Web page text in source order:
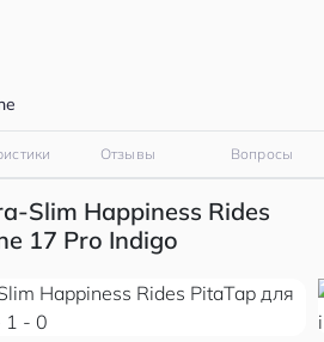
Отзывы Вопросы
Slim Happiness Rides
17 Pro Indigo